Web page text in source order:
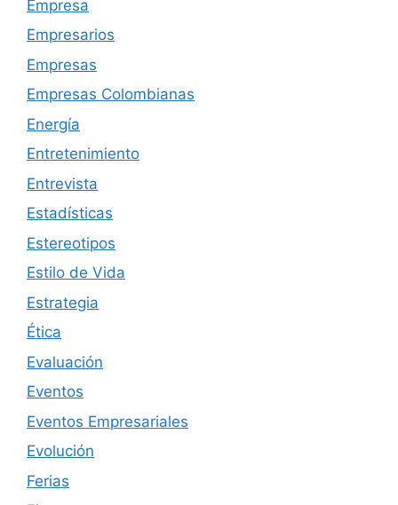
Empresa
Empresarios
Empresas
Empresas Colombianas
Energía
Entretenimiento
Entrevista
Estadísticas
Estereotipos
Estilo de Vida
Estrategia
Ética
Evaluación
Eventos
Eventos Empresariales
Evolución
Ferias